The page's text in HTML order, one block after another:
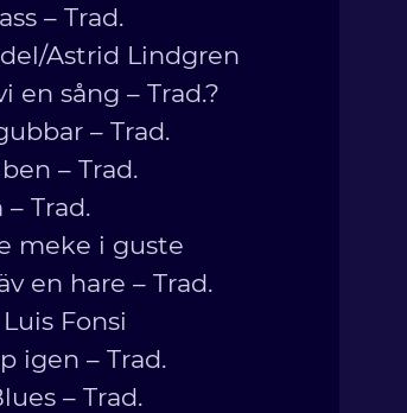
– Trad.
Astrid Lindgren
en sång – Trad.?
– Trad.
– Trad.
Trad.
meke i guste
en hare – Trad.
Fonsi
igen – Trad.
– Trad.